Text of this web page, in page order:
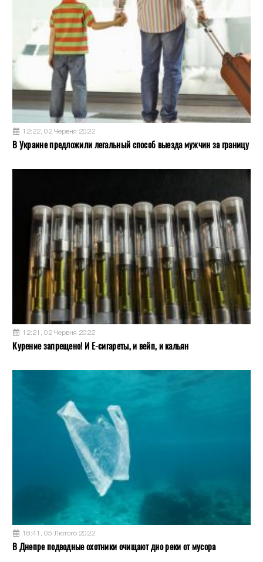
12:22, 02 Червня 2022
В Украине предложили легальный способ выезда мужчин за границу
12:21, 02 Червня 2022
Курение запрещено! И Е-сигареты, и вейп, и кальян
18:41, 05 Лютого 2022
В Днепре подводные охотники очищают дно реки от мусора